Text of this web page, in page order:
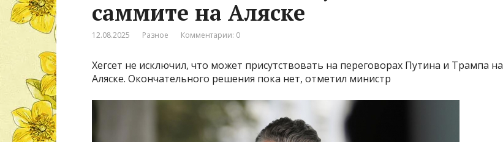
саммите на Аляске
12.08.2025 Разное Комментарии: 0
Хегсет не исключил, что может присутствовать на переговорах Путина и Трампа на
Аляске. Окончательного решения пока нет, отметил министр